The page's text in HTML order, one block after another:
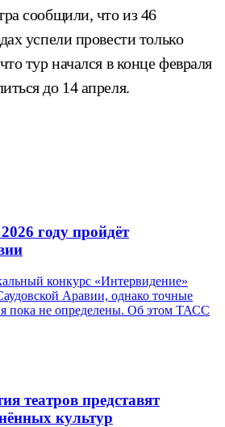
сообщили, что из 46
успели провести только
тур начался в конце февраля
до 14 апреля.
году пройдёт
конкурс «Интервидение»
Аравии, однако точные
пока не определены. Об этом ТАСС
театров представят
культур